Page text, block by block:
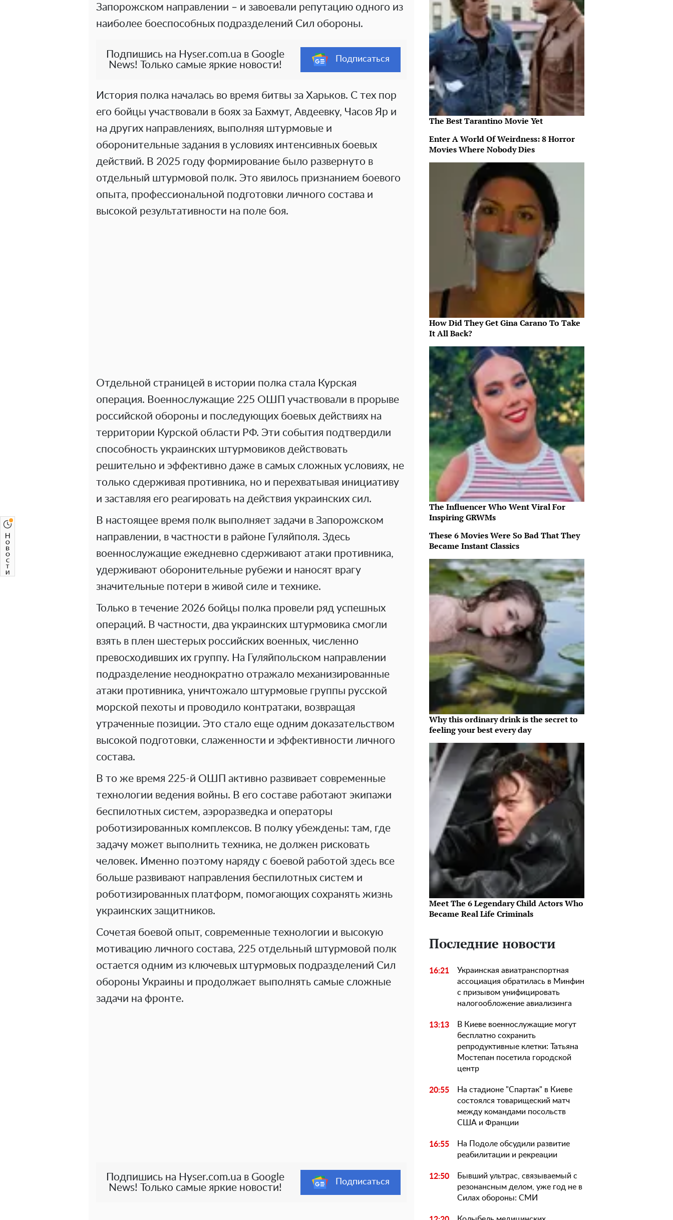
Запорожском направлении – и завоевали репутацию одного из
наиболее боеспособных подразделений Сил обороны.
Подпишись на Hyser.com.ua в Google
News! Только самые яркие новости!
Подписаться
История полка началась во время битвы за Харьков. С тех пор
его бойцы участвовали в боях за Бахмут, Авдеевку, Часов Яр и
на других направлениях, выполняя штурмовые и
оборонительные задания в условиях интенсивных боевых
действий. В 2025 году формирование было развернуто в
отдельный штурмовой полк. Это явилось признанием боевого
опыта, профессиональной подготовки личного состава и
высокой результативности на поле боя.
Отдельной страницей в истории полка стала Курская
операция. Военнослужащие 225 ОШП участвовали в прорыве
российской обороны и последующих боевых действиях на
территории Курской области РФ. Эти события подтвердили
способность украинских штурмовиков действовать
решительно и эффективно даже в самых сложных условиях, не
только сдерживая противника, но и перехватывая инициативу
и заставляя его реагировать на действия украинских сил.
В настоящее время полк выполняет задачи в Запорожском
направлении, в частности в районе Гуляйполя. Здесь
военнослужащие ежедневно сдерживают атаки противника,
удерживают оборонительные рубежи и наносят врагу
значительные потери в живой силе и технике.
Только в течение 2026 бойцы полка провели ряд успешных
операций. В частности, два украинских штурмовика смогли
взять в плен шестерых российских военных, численно
превосходивших их группу. На Гуляйпольском направлении
подразделение неоднократно отражало механизированные
атаки противника, уничтожало штурмовые группы русской
морской пехоты и проводило контратаки, возвращая
утраченные позиции. Это стало еще одним доказательством
высокой подготовки, слаженности и эффективности личного
состава.
В то же время 225-й ОШП активно развивает современные
технологии ведения войны. В его составе работают экипажи
беспилотных систем, аэроразведка и операторы
роботизированных комплексов. В полку убеждены: там, где
задачу может выполнить техника, не должен рисковать
человек. Именно поэтому наряду с боевой работой здесь все
больше развивают направления беспилотных систем и
роботизированных платформ, помогающих сохранять жизнь
украинских защитников.
Сочетая боевой опыт, современные технологии и высокую
мотивацию личного состава, 225 отдельный штурмовой полк
остается одним из ключевых штурмовых подразделений Сил
обороны Украины и продолжает выполнять самые сложные
задачи на фронте.
Подпишись на Hyser.com.ua в Google
News! Только самые яркие новости!
Подписаться
The Best Tarantino Movie Yet
Enter A World Of Weirdness: 8 Horror
Movies Where Nobody Dies
How Did They Get Gina Carano To Take
It All Back?
The Influencer Who Went Viral For
Inspiring GRWMs
These 6 Movies Were So Bad That They
Became Instant Classics
Why this ordinary drink is the secret to
feeling your best every day
Meet The 6 Legendary Child Actors Who
Became Real Life Criminals
Последние новости
16:21
Украинская авиатранспортная
ассоциация обратилась в Минфин
с призывом унифицировать
налогообложение авиализинга
13:13
В Киеве военнослужащие могут
бесплатно сохранить
репродуктивные клетки: Татьяна
Мостепан посетила городской
центр
20:55
На стадионе "Спартак" в Киеве
состоялся товарищеский матч
между командами посольств
США и Франции
16:55
На Подоле обсудили развитие
реабилитации и рекреации
12:50
Бывший ультрас, связываемый с
резонансным делом, уже год не в
Силах обороны: СМИ